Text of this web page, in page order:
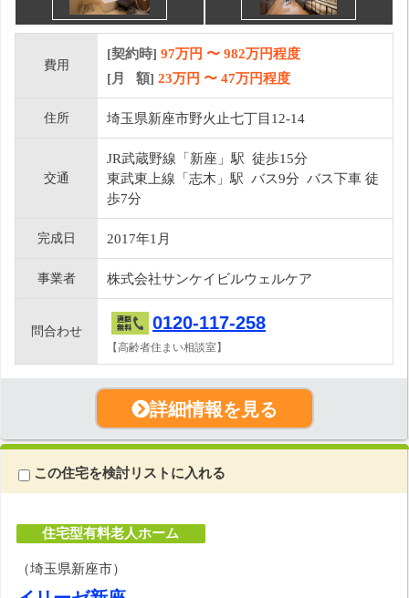
費用
[契約時] 97万円 〜 982万円程度
[月 額] 23万円 〜 47万円程度
住所 埼玉県新座市野火止七丁目12-14
交通
JR武蔵野線「新座」駅 徒歩15分
東武東上線「志木」駅 バス9分 バス下車 徒
歩7分
完成日 2017年1月
事業者 株式会社サンケイビルウェルケア
問合わせ 0120-117-258
【高齢者住まい相談室】
詳細情報を見る
この住宅を検討リストに入れる
住宅型有料老人ホーム
（埼玉県新座市）